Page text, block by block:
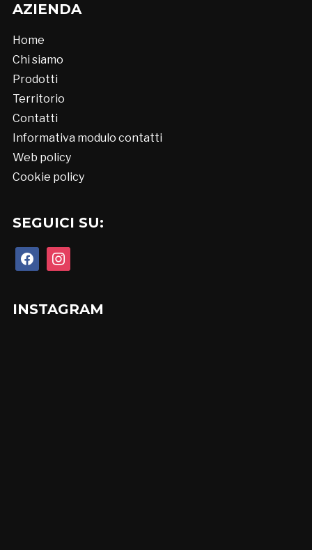
AZIENDA
Home
Chi siamo
Prodotti
Territorio
Contatti
Informativa modulo contatti
Web policy
Cookie policy
SEGUICI SU:
facebookinstagram
INSTAGRAM